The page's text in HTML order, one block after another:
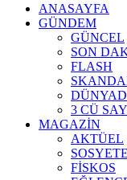
ANASAYFA
GÜNDEM
GÜNCEL
SON
FLASH
3 CÜ
MAGAZİN
AKTÜEL
SOSYETE
FİSKOS